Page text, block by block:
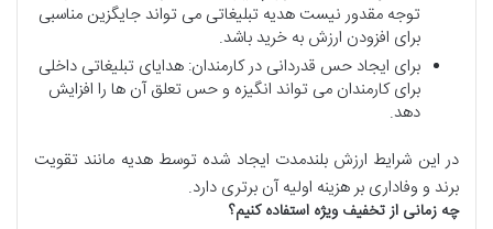
توجه مقدور نیست هدیه تبلیغاتی می تواند جایگزین مناسبی
برای افزودن ارزش به خرید باشد.
برای ایجاد حس قدردانی در کارمندان: هدایای تبلیغاتی داخلی
برای کارمندان می تواند انگیزه و حس تعلق آن ها را افزایش
دهد.
در این شرایط ارزش بلندمدت ایجاد شده توسط هدیه مانند تقویت
برند و وفاداری بر هزینه اولیه آن برتری دارد.
چه زمانی ازتخفیف ویژه استفاده کنیم؟